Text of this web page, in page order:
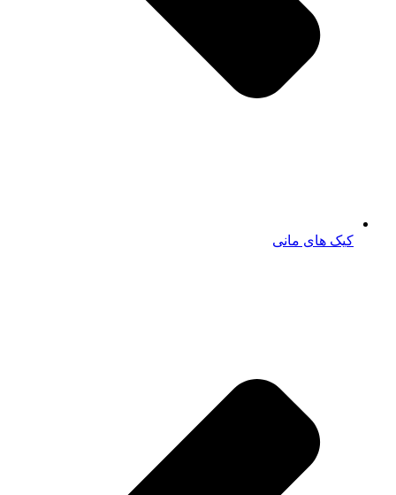
کیک های مانی